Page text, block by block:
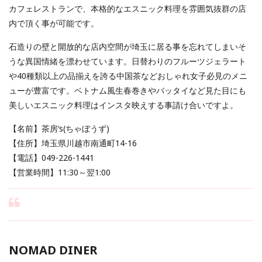
カフェレストランで、本格的なエスニック料理を雰囲気抜群の店
内で頂く事が可能です。
石造りの壁と開放的な店内空間が埼玉に居る事を忘れてしまいそ
うな異国情緒を漂わせています。日替わりのフルーツジェラート
や40種類以上の品揃えを誇る中国茶などおしゃれ女子必見のメニ
ューが豊富です。ベトナム風生春巻きやバッタイなど見た目にも
美しいエスニック料理はインスタ映えする事請け合いですよ。
【名前】茶房‘s(ちゃぼうず)
【住所】埼玉県川越市南通町14-16
【電話】049-226-1441
【営業時間】11:30～翌1:00
NOMAD DINER